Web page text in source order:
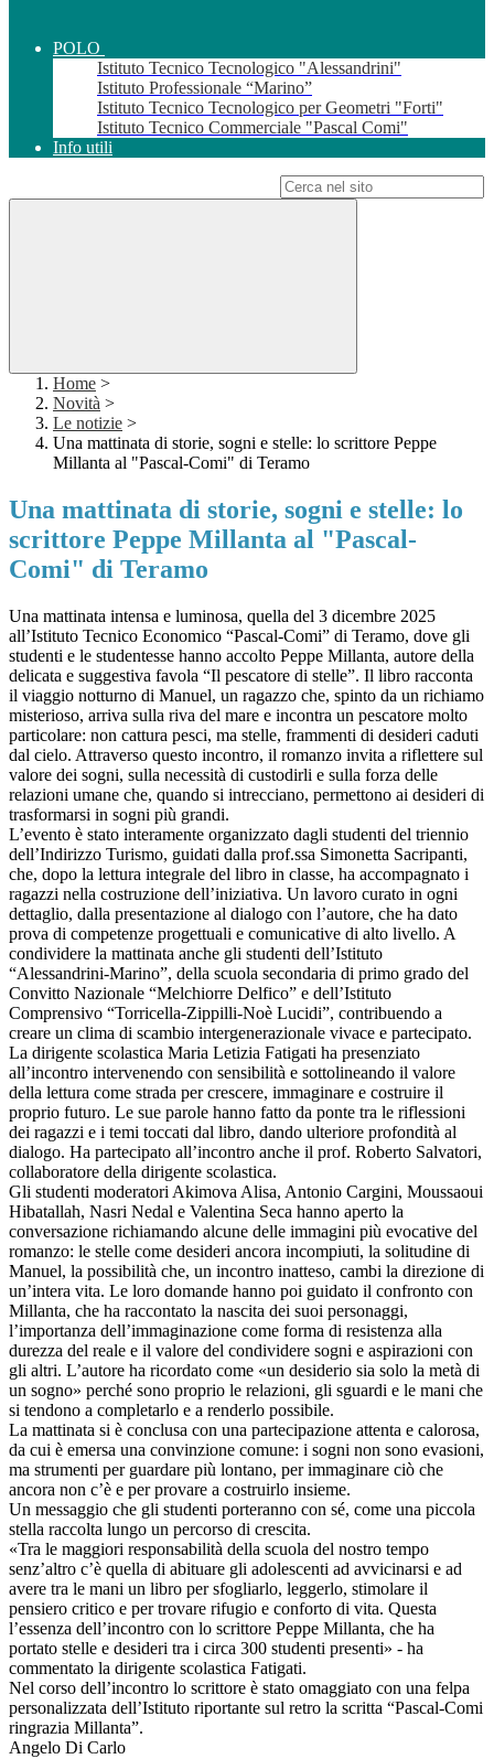
POLO
Istituto Tecnico Tecnologico "Alessandrini"
Istituto Professionale “Marino”
Istituto Tecnico Tecnologico per Geometri "Forti"
Istituto Tecnico Commerciale "Pascal Comi"
Info utili
Home >
Novità >
Le notizie >
Una mattinata di storie, sogni e stelle: lo scrittore Peppe
Millanta al "Pascal-Comi" di Teramo
Una mattinata di storie, sogni e stelle: lo
scrittore Peppe Millanta al "Pascal-
Comi" di Teramo
Una mattinata intensa e luminosa, quella del 3 dicembre 2025
all’Istituto Tecnico Economico “Pascal-Comi” di Teramo, dove gli
studenti e le studentesse hanno accolto Peppe Millanta, autore della
delicata e suggestiva favola “Il pescatore di stelle”. Il libro racconta
il viaggio notturno di Manuel, un ragazzo che, spinto da un richiamo
misterioso, arriva sulla riva del mare e incontra un pescatore molto
particolare: non cattura pesci, ma stelle, frammenti di desideri caduti
dal cielo. Attraverso questo incontro, il romanzo invita a riflettere sul
valore dei sogni, sulla necessità di custodirli e sulla forza delle
relazioni umane che, quando si intrecciano, permettono ai desideri di
trasformarsi in sogni più grandi.
L’evento è stato interamente organizzato dagli studenti del triennio
dell’Indirizzo Turismo, guidati dalla prof.ssa Simonetta Sacripanti,
che, dopo la lettura integrale del libro in classe, ha accompagnato i
ragazzi nella costruzione dell’iniziativa. Un lavoro curato in ogni
dettaglio, dalla presentazione al dialogo con l’autore, che ha dato
prova di competenze progettuali e comunicative di alto livello. A
condividere la mattinata anche gli studenti dell’Istituto
“Alessandrini-Marino”, della scuola secondaria di primo grado del
Convitto Nazionale “Melchiorre Delfico” e dell’Istituto
Comprensivo “Torricella-Zippilli-Noè Lucidi”, contribuendo a
creare un clima di scambio intergenerazionale vivace e partecipato.
La dirigente scolastica Maria Letizia Fatigati ha presenziato
all’incontro intervenendo con sensibilità e sottolineando il valore
della lettura come strada per crescere, immaginare e costruire il
proprio futuro. Le sue parole hanno fatto da ponte tra le riflessioni
dei ragazzi e i temi toccati dal libro, dando ulteriore profondità al
dialogo. Ha partecipato all’incontro anche il prof. Roberto Salvatori,
collaboratore della dirigente scolastica.
Gli studenti moderatori Akimova Alisa, Antonio Cargini, Moussaoui
Hibatallah, Nasri Nedal e Valentina Seca hanno aperto la
conversazione richiamando alcune delle immagini più evocative del
romanzo: le stelle come desideri ancora incompiuti, la solitudine di
Manuel, la possibilità che, un incontro inatteso, cambi la direzione di
un’intera vita. Le loro domande hanno poi guidato il confronto con
Millanta, che ha raccontato la nascita dei suoi personaggi,
l’importanza dell’immaginazione come forma di resistenza alla
durezza del reale e il valore del condividere sogni e aspirazioni con
gli altri. L’autore ha ricordato come «un desiderio sia solo la metà di
un sogno» perché sono proprio le relazioni, gli sguardi e le mani che
si tendono a completarlo e a renderlo possibile.
La mattinata si è conclusa con una partecipazione attenta e calorosa,
da cui è emersa una convinzione comune: i sogni non sono evasioni,
ma strumenti per guardare più lontano, per immaginare ciò che
ancora non c’è e per provare a costruirlo insieme.
Un messaggio che gli studenti porteranno con sé, come una piccola
stella raccolta lungo un percorso di crescita.
«Tra le maggiori responsabilità della scuola del nostro tempo
senz’altro c’è quella di abituare gli adolescenti ad avvicinarsi e ad
avere tra le mani un libro per sfogliarlo, leggerlo, stimolare il
pensiero critico e per trovare rifugio e conforto di vita. Questa
l’essenza dell’incontro con lo scrittore Peppe Millanta, che ha
portato stelle e desideri tra i circa 300 studenti presenti» - ha
commentato la dirigente scolastica Fatigati.
Nel corso dell’incontro lo scrittore è stato omaggiato con una felpa
personalizzata dell’Istituto riportante sul retro la scritta “Pascal-Comi
ringrazia Millanta”.
Angelo Di Carlo